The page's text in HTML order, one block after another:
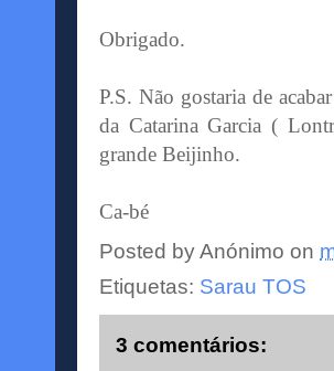
Obrigado.
P.S. Não gostaria de
da Catarina Garcia (
grande Beijinho.
Ca-bé
Posted byAnónimo on
Etiquetas: Sarau TOS
3 comentários: